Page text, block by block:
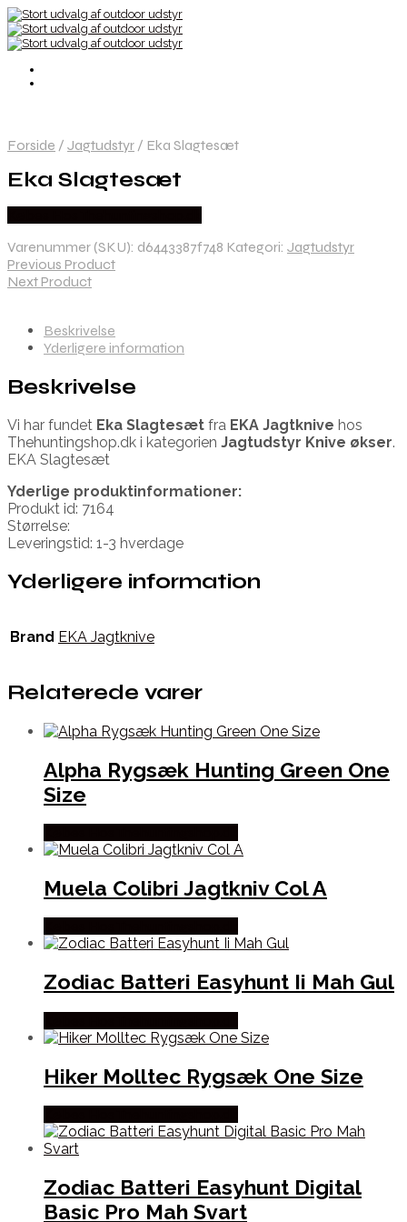
Forside / Jagtudstyr / Eka Slagtesæt
Eka Slagtesæt
Varenummer (SKU): d6443387f748 Kategori: Jagtudstyr
Previous Product
Next Product
Beskrivelse
Yderligere information
Beskrivelse
Vi har fundet Eka Slagtesæt fra EKA Jagtknive hos
Thehuntingshop.dk i kategorien Jagtudstyr Knive økser.
EKA Slagtesæt
Yderlige produktinformationer:
Produkt id: 7164
Størrelse:
Leveringstid: 1-3 hverdage
Yderligere information
Brand EKA Jagtknive
Relaterede varer
Alpha Rygsæk Hunting Green One
Size
Muela Colibri Jagtkniv Col A
Zodiac Batteri Easyhunt Ii Mah Gul
Hiker Molltec Rygsæk One Size
Zodiac Batteri Easyhunt Digital
Basic Pro Mah Svart